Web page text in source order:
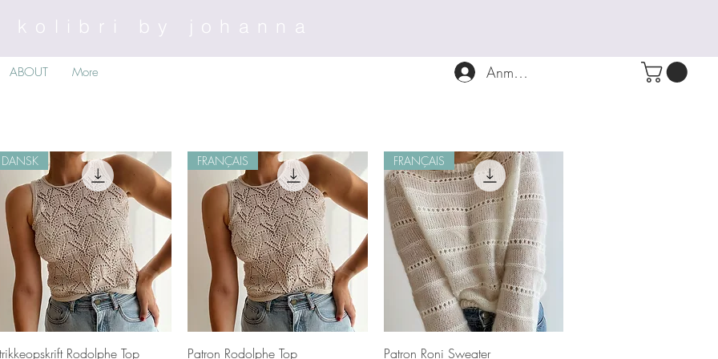
ABOUT More Anmelden
kolibri by johanna
Schnellansicht
DANSK
Rodolphe Top
Schnellansicht
FRANÇAIS
Patron Rodolphe Top
Schnellansicht
FRANÇAIS
Patron Roni Sweater